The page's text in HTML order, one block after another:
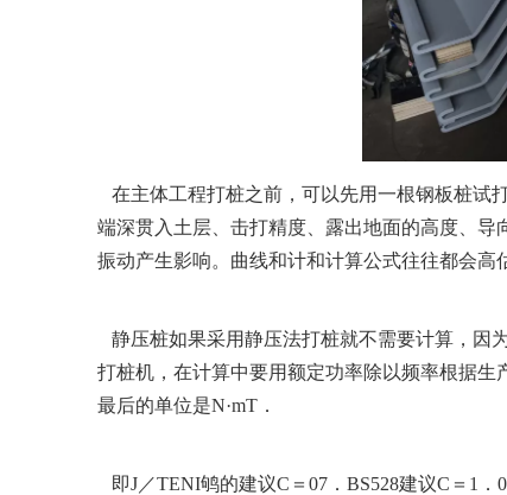
在主体工程打桩之前，可以先用一根钢板桩试
端深贯入土层、击打精度、露出地面的高度、
振动产生影响。曲线和计和计算公式往往都会高
静压桩如果采用静压法打桩就不需要计算，因
打桩机，在计算中要用额定功率除以频率根据生
最后的单位是N·mT．
即J／TENI鸲的建议C＝07．BS528建议C＝1